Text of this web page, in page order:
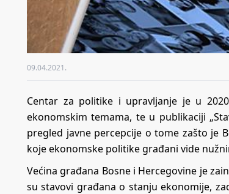
09.04.2021.
Centar za politike i upravljanje je u
ekonomskim temama, te u publikaciji
pregled javne percepcije o tome zašto je
koje ekonomske politike građani vide
Većina građana Bosne i Hercegovine je
su stavovi građana o stanju ekonomije,